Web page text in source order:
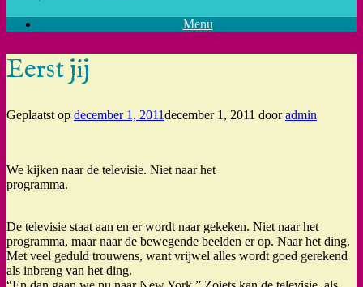
Menu
Eerst jij
Geplaatst op december 1, 2011december 1, 2011 dooradmin
We kijken naar de televisie. Niet naar het
programma.
De televisie staat aan en er wordt naar gekeken. Niet naar het
programma, maar naar de bewegende beelden er op. Naar het ding.
Met veel geduld trouwens, want vrijwel alles wordt goed gerekend
als inbreng van het ding.